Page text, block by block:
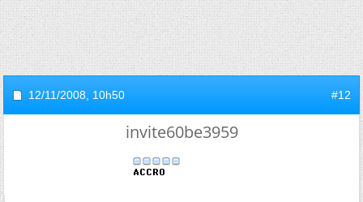
12/11/2008, 10h50 #12
invite60be3959